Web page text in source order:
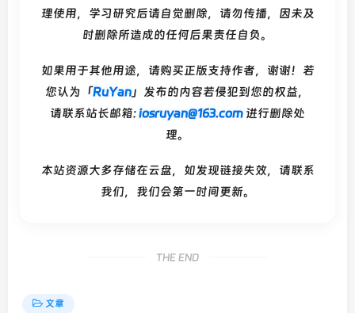
理使用，学习研究后请自觉删除，请勿传播，因未及
时删除所造成的任何后果责任自负。
如果用于其他用途，请购买正版支持作者，谢谢！若
您认为「RuYan」发布的内容若侵犯到您的权益，
请联系站长邮箱:iosruyan@163.com 进行删除处
理。
本站资源大多存储在云盘，如发现链接失效，请联系
我们，我们会第一时间更新。
THE END
文章